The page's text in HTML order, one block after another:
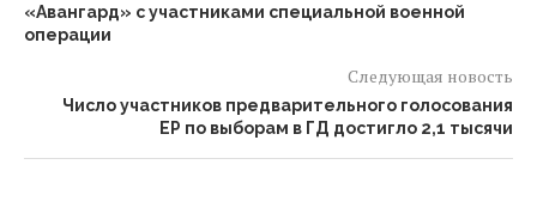
«Авангард» с участниками специальной военной
операции
Следующая новость
Число участников предварительного голосования
ЕР по выборам в ГД достигло 2,1 тысячи